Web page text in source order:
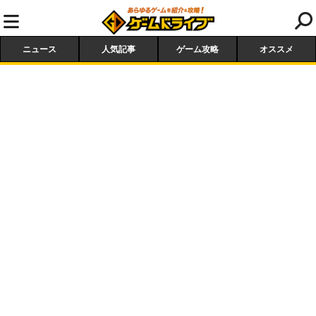
ニュース 人気記事 ゲーム攻略 オススメ